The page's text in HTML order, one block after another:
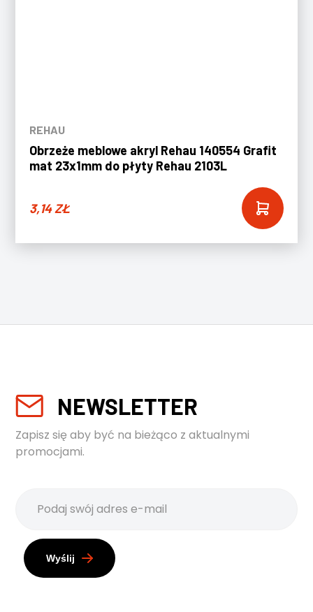
REHAU
Obrzeże meblowe akryl Rehau 140554 Grafit
mat 23x1mm do płyty Rehau 2103L
3,14ZŁ
NEWSLETTER
Zapisz się aby być na bieżąco z aktualnymi
promocjami.
Wyślij